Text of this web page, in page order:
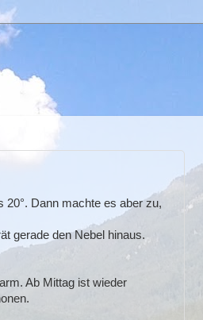
Dann machte es aber zu,
gerade den Nebel hinaus.
Ab Mittag ist wieder